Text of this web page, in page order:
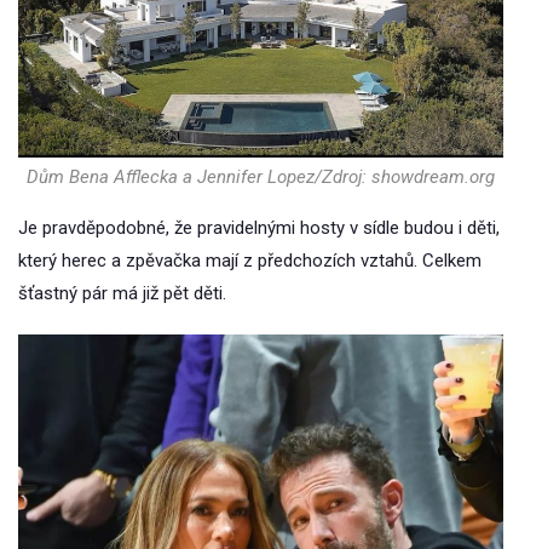
Dům Bena Afflecka a Jennifer Lopez/Zdroj: showdream.org
Je pravděpodobné, že pravidelnými hosty v sídle budou i děti,
který herec a zpěvačka mají z předchozích vztahů. Celkem
šťastný pár má již pět děti.